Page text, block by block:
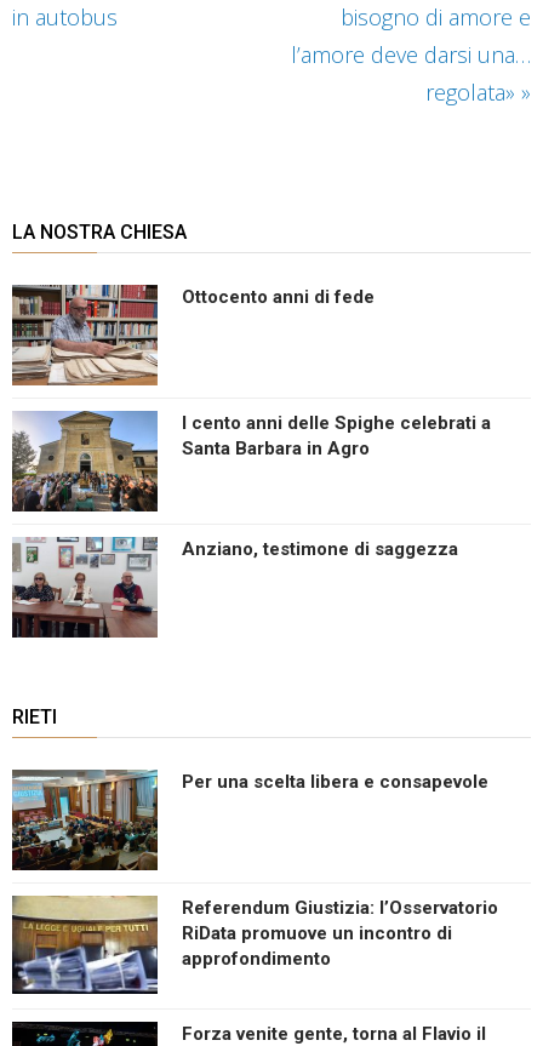
in autobus
bisogno di amore e
l’amore deve darsi una…
regolata» »
LA NOSTRA CHIESA
Ottocento anni di fede
I cento anni delle Spighe celebrati a
Santa Barbara in Agro
Anziano, testimone di saggezza
RIETI
Per una scelta libera e consapevole
Referendum Giustizia: l’Osservatorio
RiData promuove un incontro di
approfondimento
Forza venite gente, torna al Flavio il